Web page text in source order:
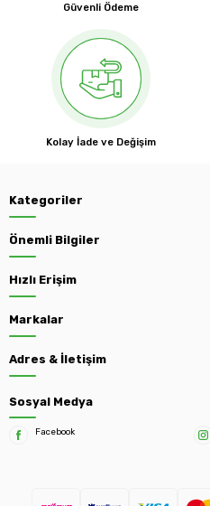
Güvenli Ödeme
Kolay İade ve Değişim
Kategoriler
Önemli Bilgiler
Hızlı Erişim
Markalar
Adres & İletişim
Sosyal Medya
Facebook